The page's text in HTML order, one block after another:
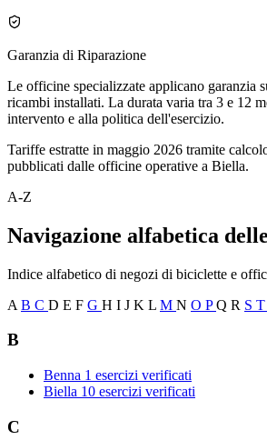
Garanzia di Riparazione
Le officine specializzate applicano garanzia
ricambi installati. La durata varia tra 3 e 12
intervento e alla politica dell'esercizio.
Tariffe estratte in maggio 2026 tramite
pubblicati dalle officine operative a Biella.
A-Z
Navigazione alfabetica
Indice alfabetico di negozi di biciclette e
A B C D E F G H I J K L M N O PQ R S T
B
Benna 1 esercizi verificati
Biella 10 esercizi verificati
C